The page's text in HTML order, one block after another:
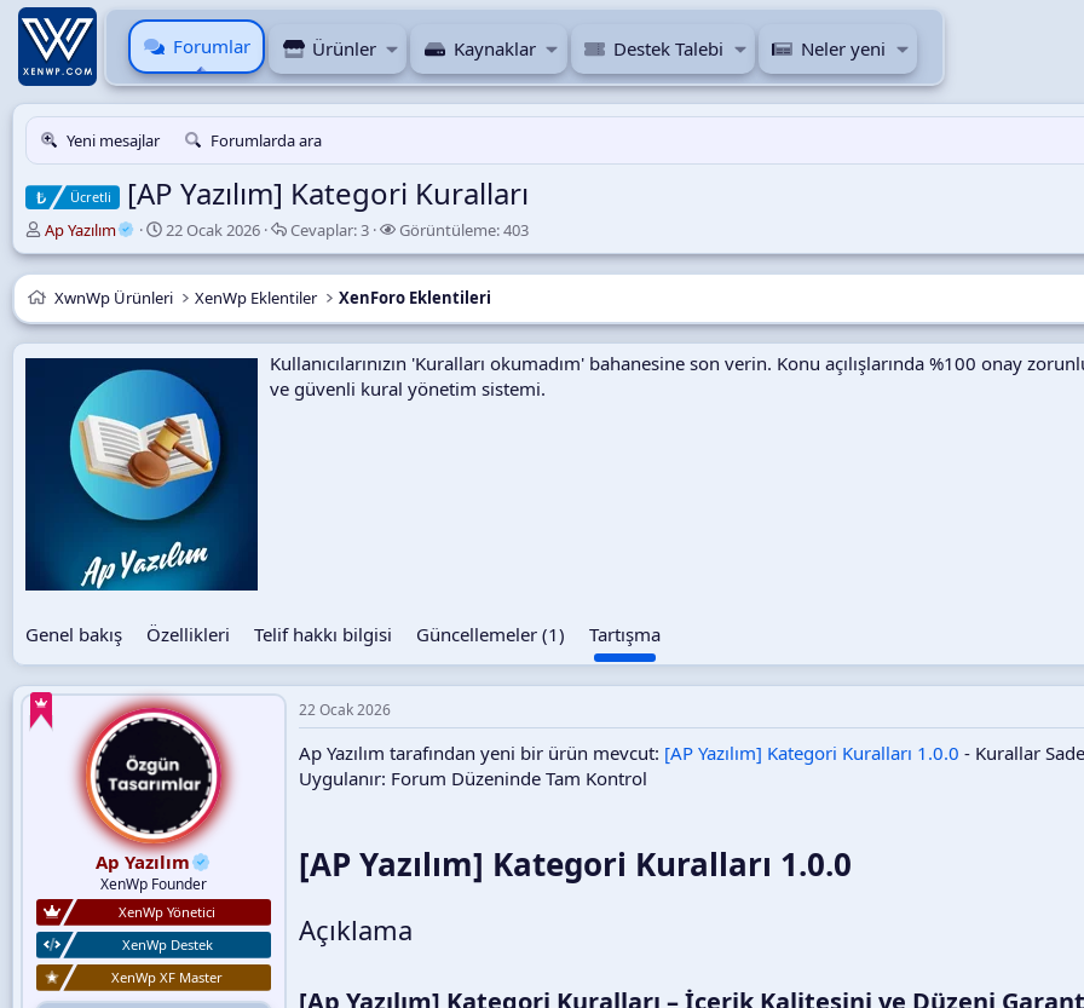
Forumlar Ürünler Kaynaklar Destek Talebi Neler yeni
Yeni mesajlar Forumlarda ara
Ücretli [AP Yazılım] Kategori Kuralları
K
o
n
u
B
Ap Yazılım
B
a
ş
l
g
ı
t
a
r
i
h
i
22 Ocak 2026 Cevaplar:C
e
v
a
a
r
3 Görüntüleme:G
ö
r
ü
l
e
403
XwnWp Ürünleri XenWp Eklentiler XenForo Eklentileri
Kullanıcılarınızın 'Kuralları okumadım' bahanesine son verin. Konu açılışlarında %100 onay
ve güvenli kural yönetim sistemi.
Genel bakış Özellikleri Telif hakkı bilgisi Güncellemeler (1) Tartışma
Ap Yazılım
XenWp Founder
XenWp Yönetici
XenWp Destek
XenWp XF Master
22 Ocak 2026
Ap Yazılım tarafından yeni bir ürün mevcut: [AP Yazılım] Kategori Kuralları 1.0.0 - Kurallar
Uygulanır: Forum Düzeninde Tam Kontrol
[AP Yazılım] Kategori Kuralları 1.0.0
Açıklama
[Ap Yazılım] Kategori Kuralları – İçerik Kalitesini ve Düzeni